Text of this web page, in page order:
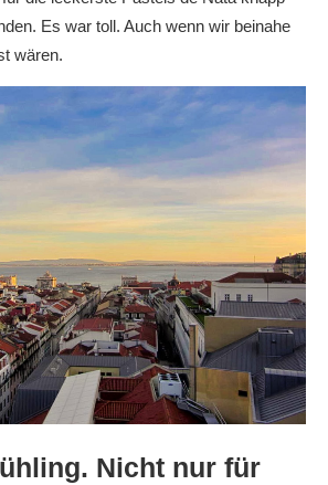
Es war toll. Auch wenn wir beinahe
wären.
Nicht nur für